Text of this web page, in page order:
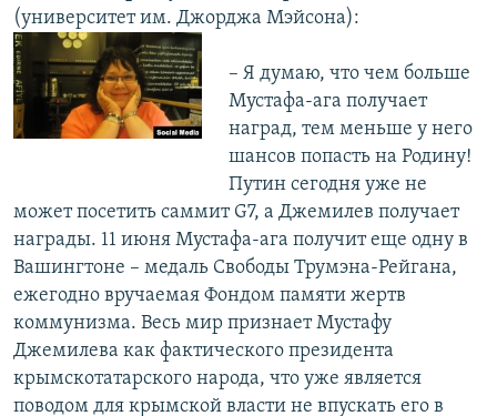
(университет им. Джорджа Мэйсона):
– Я думаю, что чем больше
Мустафа-ага получает
наград, тем меньше у него
шансов попасть на Родину!
Путин сегодня уже не
может посетить саммит G7, а Джемилев получает
награды. 11 июня Мустафа-ага получит еще одну в
Вашингтоне – медаль Свободы Трумэна-Рейгана,
ежегодно вручаемая Фондом памяти жертв
коммунизма. Весь мир признает Мустафу
Джемилева как фактического президента
крымскотатарского народа, что уже является
поводом для крымской власти не впускать его в